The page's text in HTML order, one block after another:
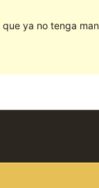
que ya no tenga